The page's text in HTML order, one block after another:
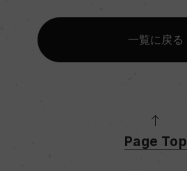
一覧に戻る
Page Top